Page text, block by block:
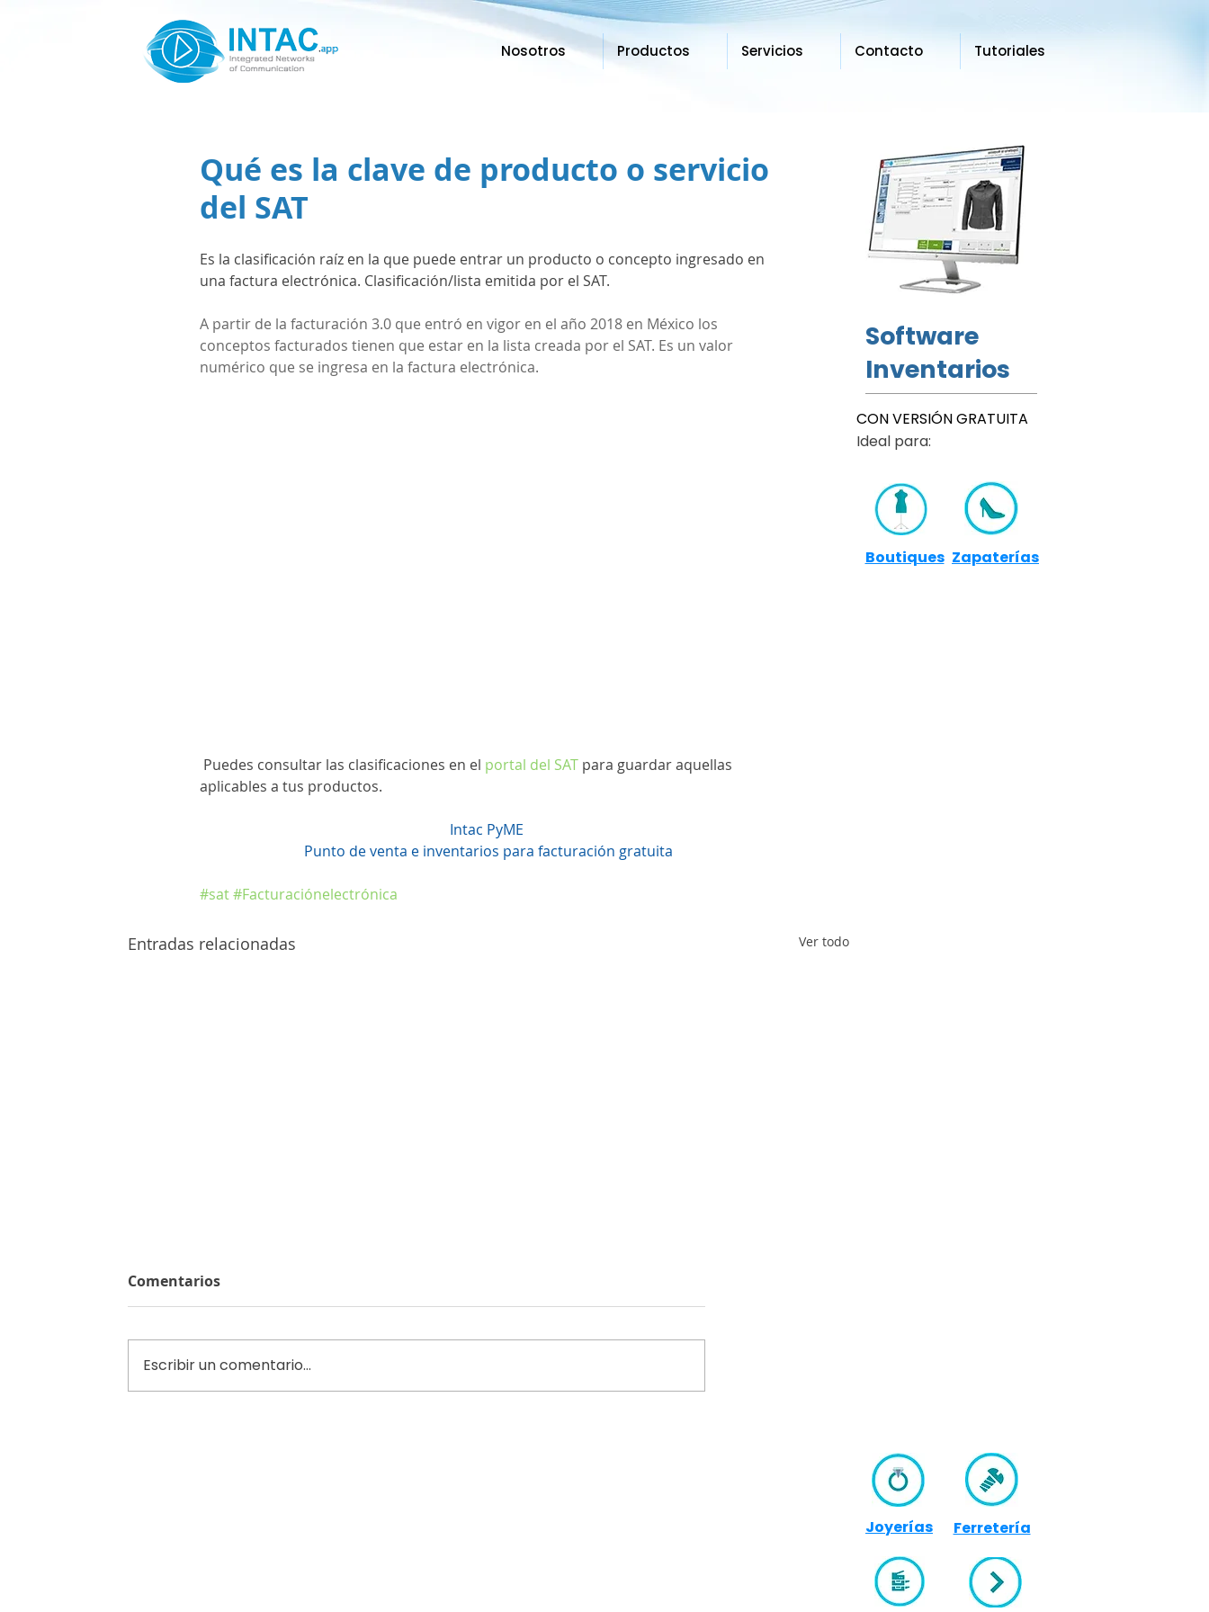
Nosotros Productos Servicios Contacto Tutoriales
Qué es la clave de producto o servicio
del SAT
Es la clasificación raíz en la que puede entrar un producto o concepto ingresado en
una factura electrónica. Clasificación/lista emitida por el SAT.
A partir de la facturación 3.0 que entró en vigor en el año 2018 en México los
conceptos facturados tienen que estar en la lista creada por el SAT. Es un valor
numérico que se ingresa en la factura electrónica.
Puedes consultar las clasificaciones en el portal del SAT para guardar aquellas
aplicables a tus productos.
Intac PyME
Punto de venta e inventarios para facturación gratuita
#sat#Facturaciónelectrónica
Entradas relacionadas Ver todo
Comentarios
Escribir un comentario...
Software
Inventarios
Boutiques
CON VERSIÓN GRATUITA
Ideal para:
Zapaterías
Joyerías Ferretería